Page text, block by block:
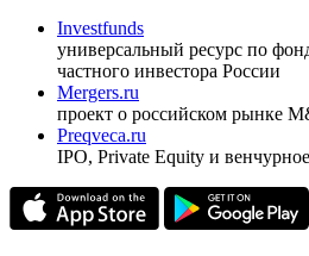
Investfunds
универсальный ресурс по
частного инвестора России
Mergers.ru
проект о российском рынке
Preqveca.ru
IPO, Private Equity и